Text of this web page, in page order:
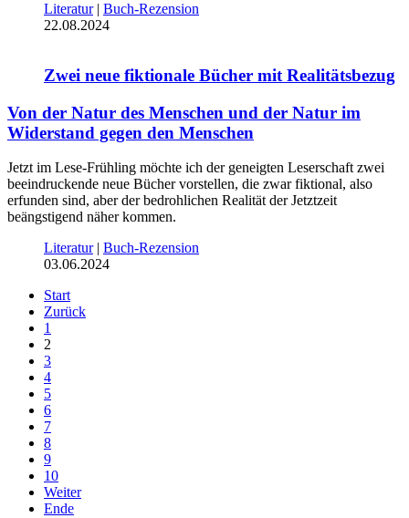
Literatur| Buch-Rezension
22.08.2024
Zwei neue fiktionale Bücher mit Realitätsbezug
Von der Natur des Menschen und der Natur im
Widerstand gegen den Menschen
Jetzt im Lese-Frühling möchte ich der geneigten Leserschaft zwei
beeindruckende neue Bücher vorstellen, die zwar fiktional, also
erfunden sind, aber der bedrohlichen Realität der Jetztzeit
beängstigend näher kommen.
Literatur| Buch-Rezension
03.06.2024
Start
Zurück
1
2
3
4
5
6
7
8
9
10
Weiter
Ende